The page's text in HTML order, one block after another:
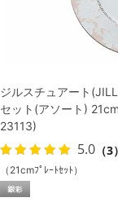
ジルスチュアート
セット(アソート)
23113)
5.0 （3）
（21cmﾌﾟﾚｰﾄｾｯﾄ）